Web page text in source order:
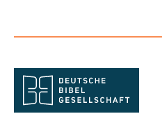
alten Ölmühle am
________________Bei Fragen
wenden Sie sich bitte